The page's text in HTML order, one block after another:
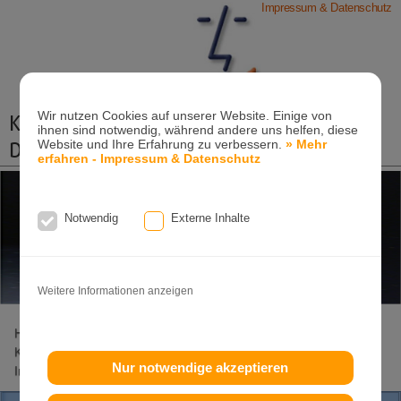
Wir nutzen Cookies auf unserer Website. Einige von
ihnen sind notwendig, während andere uns helfen, diese
Website und Ihre Erfahrung zu verbessern.» Mehr
erfahren - Impressum & Datenschutz
Notwendig Externe Inhalte
Weitere Informationen anzeigen
Nur notwendige akzeptieren
Impressum & Datenschutz
Kieferorthopädische Praxis
Dr. Konik & Kollegen
Zahn- und Kieferregulierungen für Kinder und
Ganzheitliche-Kieferorthopädie
Home
KFO Erwachsene
Invisalign Invisalign-Teen
Damon
Incognito
Clear-Aligner Patienteninfo